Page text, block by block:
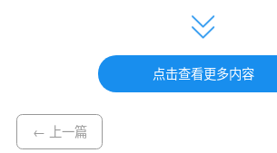
现代化深入推进，以及湖北省建设
重要战略支点的深化改革实施，各
企事业单位和社会组织对具备扎实
业前景广阔。
点击查看更多内容
← 上一篇